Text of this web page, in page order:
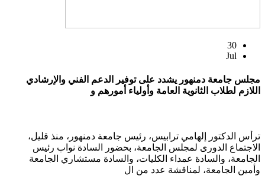
30
Jul
مجلس جامعة دمنهور يشدد على توفير الدعم الفني والإرشادي
اللازم لطلاب الثانوية العامة وأولياء أمورهم و
ترأس الدكتور إلهامي ترابيس، رئيس جامعة دمنهور، منذ قليل،
الاجتماع الدورى لمجلس الجامعة، بحضور السادة نواب رئيس
الجامعة، والسادة عمداء الكليات، والسادة مستشاري الجامعة
وأمين الجامعة، لمناقشة عدد من ال